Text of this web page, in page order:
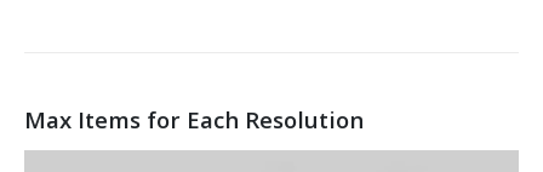
Max Items for Each Resolution